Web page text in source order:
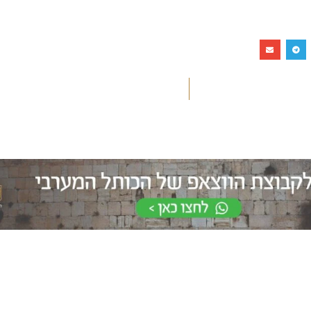
מרחוק על כותלי הר הבית.
אבני הכותל
הייחודי עם שתי
שוליים.